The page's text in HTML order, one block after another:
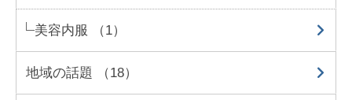
美容内服 （1）
地域の話題 （18）